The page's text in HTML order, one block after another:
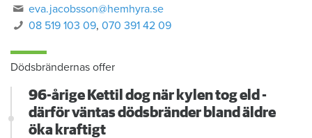
eva.jacobsson@hemhyra.se
08 519 103 09,070 391 42 09
Dödsbrändernas offer
96-årige Kettil dog när kylen tog eld -
därför väntas dödsbränder bland äldre
öka kraftigt